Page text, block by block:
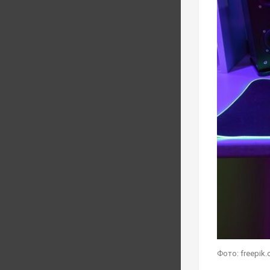
Фото: